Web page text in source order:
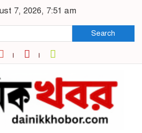
7, 2026, 7:51 am
Search